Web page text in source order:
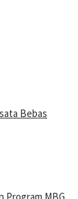
Bebas
Program MBG